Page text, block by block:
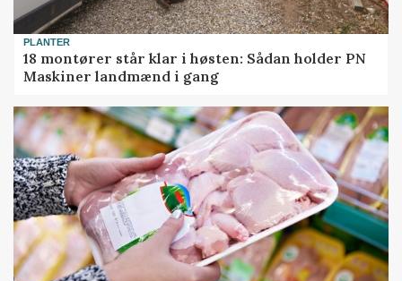
PLANTER
18 montører står klar i høsten: Sådan holder PN
Maskiner landmænd i gang